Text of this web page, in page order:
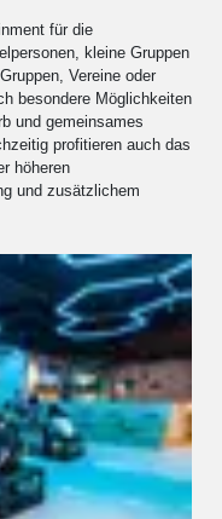
für die
kleine Gruppen
Vereine oder
besondere Möglichkeiten
und gemeinsames
profitieren auch das
höheren
und zusätzlichem